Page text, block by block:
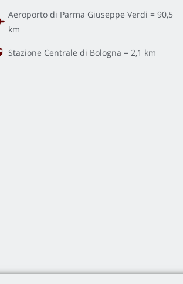
Aeroporto di Parma Giuseppe Verdi = 90,5
km
Stazione Centrale di Bologna = 2,1 km